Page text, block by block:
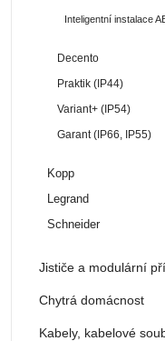
Inteligentní instalace
Decento
Praktik (IP44)
Variant+ (IP54)
Garant (IP66, IP55)
Kopp
Legrand
Schneider
Jističe a modulární
Chytrá domácnost
Kabely, kabelové